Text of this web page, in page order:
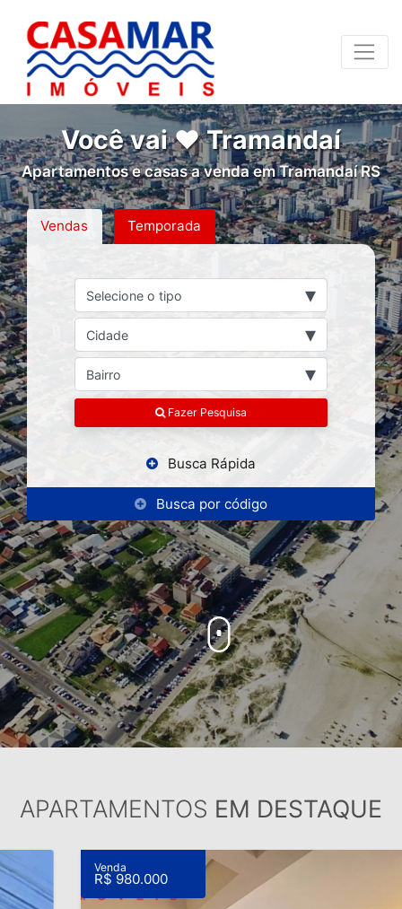
Você vai ❤ Tramandaí
Apartamentos e casas a venda em Tramandaí RS
Vendas Temporada
Selecione o tipo ▾
Cidade ▾
Bairro ▾
Fazer Pesquisa
Busca Rápida
Busca por código
APARTAMENTOS EM DESTAQUE
R$ 980.000